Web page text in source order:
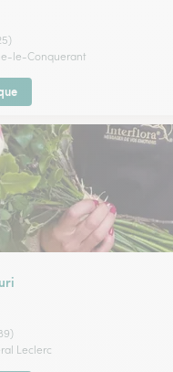
le-Conquerant
Leclerc